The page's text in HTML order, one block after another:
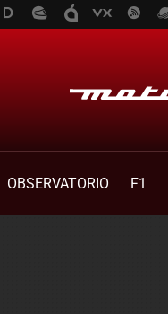
OBSERVATORIO F1